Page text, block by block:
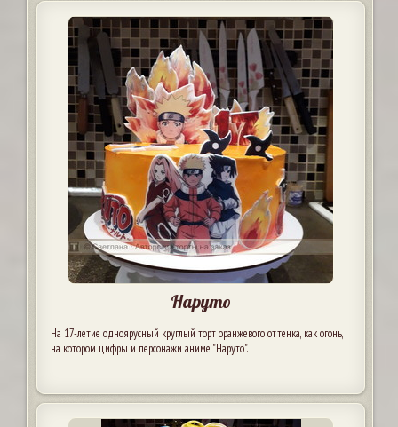
Наруто
На 17-летие одноярусный круглый торт оранжевого оттенка, как огонь,
на котором цифры и персонажи аниме "Наруто".